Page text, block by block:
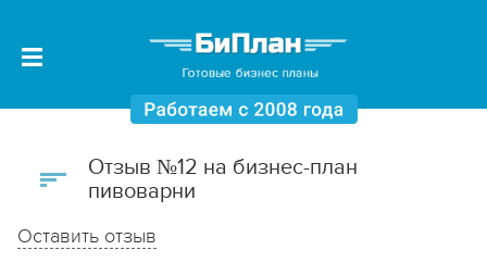
Отзыв №12 на бизнес-план
пивоварни
Оставить отзыв